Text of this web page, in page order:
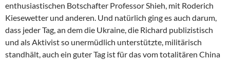
enthusiastischen Botschafter Professor Shieh, mit Roderich
Kiesewetter und anderen. Und natürlich ging es auch darum,
dass jeder Tag, an dem die Ukraine, die Richard publizistisch
und als Aktivist so unermüdlich unterstützte, militärisch
standhält, auch ein guter Tag ist für das vom totalitären China